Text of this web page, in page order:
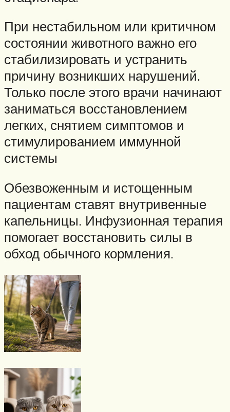
При нестабильном или критичном
состоянии животного важно его
стабилизировать и устранить
причину возникших нарушений.
Только после этого врачи начинают
заниматься восстановлением
легких, снятием симптомов и
стимулированием иммунной
системы
Обезвоженным и истощенным
пациентам ставят внутривенные
капельницы. Инфузионная терапия
помогает восстановить силы в
обход обычного кормления.